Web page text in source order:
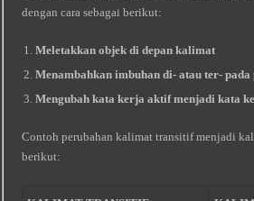
dengan cara sebagai berikut:
Meletakkan objek di depan kalimat
Menambahkan imbuhandi- atauter- pada
Mengubah kata kerja aktif menjadi kata
Contoh perubahan kalimat transitif menjadi
berikut: